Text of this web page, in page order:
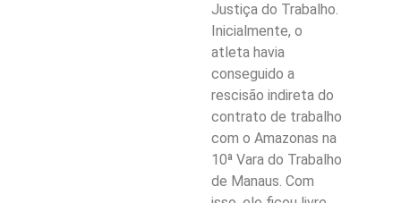
Justiça do Trabalho.
Inicialmente, o
atleta havia
conseguido a
rescisão indireta do
contrato de trabalho
com o Amazonas na
10ª Vara do Trabalho
de Manaus. Com